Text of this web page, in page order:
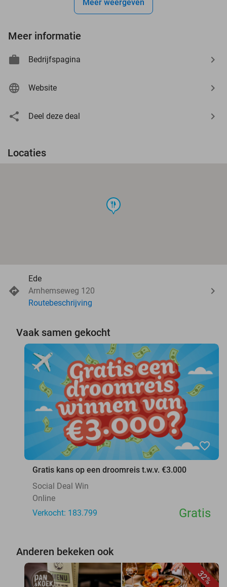
Meer weergeven
Meer informatie
Bedrijfspagina
Website
Deel deze deal
Locaties
food
Ede
Arnhemseweg 120
Routebeschrijving
Vaak samen gekocht
favorite_border
Gratis kans op een droomreis t.w.v. €3.000
Social Deal Win
Online
Verkocht: 183.799
Gratis
Anderen bekeken ook
32%